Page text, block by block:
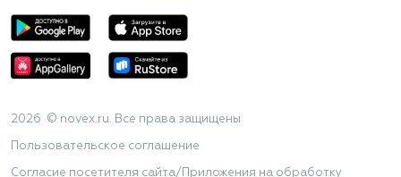
2026 © novex.ru. Все права защищены
Пользовательское соглашение
Согласие посетителя сайта/Приложения на обработку